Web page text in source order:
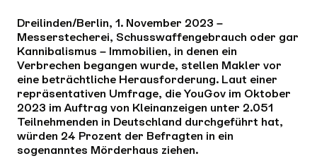
Dreilinden/Berlin, 1. November 2023 –
Messerstecherei, Schusswaffengebrauch oder gar
Kannibalismus – Immobilien, in denen ein
Verbrechen begangen wurde, stellen Makler vor
eine beträchtliche Herausforderung. Laut einer
repräsentativen Umfrage, die YouGov im Oktober
2023 im Auftrag von Kleinanzeigen unter 2.051
Teilnehmenden in Deutschland durchgeführt hat,
würden 24 Prozent der Befragten in ein
sogenanntes Mörderhaus ziehen.